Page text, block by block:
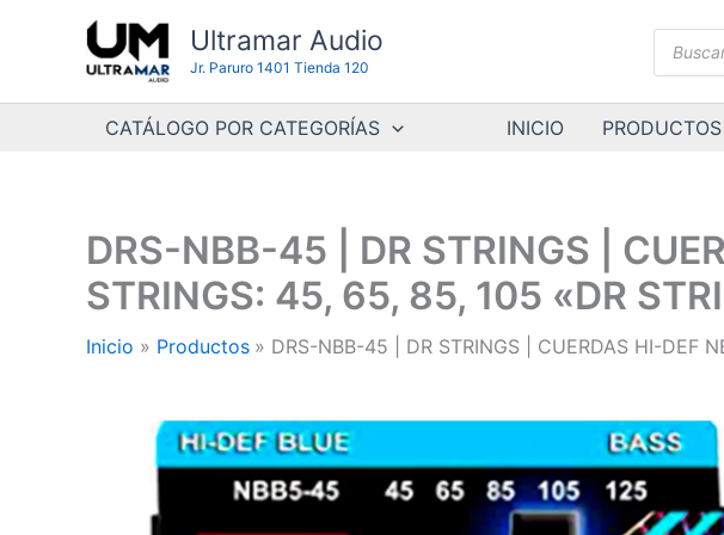
contenido
Ultramar Audio
Jr. Paruro 1401 Tienda 120
CATÁLOGO POR CATEGORÍAS INICIO PRODUCTOS
DRS-NBB-45 | DR STRINGS |
STRINGS: 45, 65, 85, 105 «DR
Inicio Productos DRS-NBB-45 | DR STRINGS | CUERDAS HI-DEF